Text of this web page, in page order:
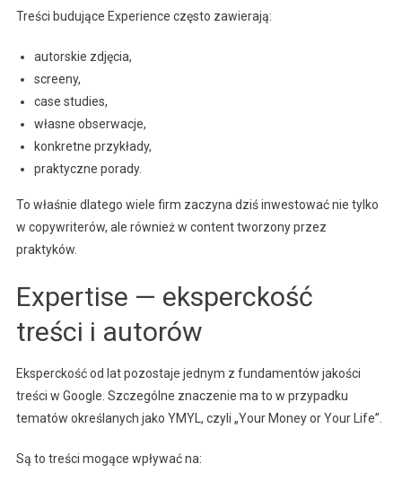
Treści budujące Experience często zawierają:
autorskie zdjęcia,
screeny,
case studies,
własne obserwacje,
konkretne przykłady,
praktyczne porady.
To właśnie dlatego wiele firm zaczyna dziś inwestować nie tylko
w copywriterów, ale również w content tworzony przez
praktyków.
Expertise — eksperckość
treści i autorów
Eksperckość od lat pozostaje jednym z fundamentów jakości
treści w Google. Szczególne znaczenie ma to w przypadku
tematów określanych jako YMYL, czyli „Your Money or Your Life”.
Są to treści mogące wpływać na: